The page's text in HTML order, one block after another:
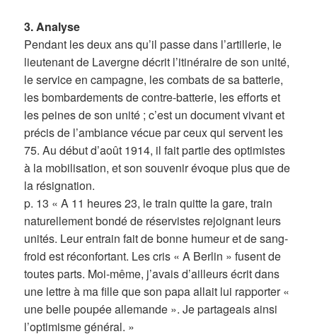
3. Analyse
Pendant les deux ans qu’il passe dans l’artillerie, le
lieutenant de Lavergne décrit l’itinéraire de son unité,
le service en campagne, les combats de sa batterie,
les bombardements de contre-batterie, les efforts et
les peines de son unité ; c’est un document vivant et
précis de l’ambiance vécue par ceux qui servent les
75. Au début d’août 1914, il fait partie des optimistes
à la mobilisation, et son souvenir évoque plus que de
la résignation.
p. 13 « A 11 heures 23, le train quitte la gare, train
naturellement bondé de réservistes rejoignant leurs
unités. Leur entrain fait de bonne humeur et de sang-
froid est réconfortant. Les cris « A Berlin » fusent de
toutes parts. Moi-même, j’avais d’ailleurs écrit dans
une lettre à ma fille que son papa allait lui rapporter «
une belle poupée allemande ». Je partageais ainsi
l’optimisme général. »